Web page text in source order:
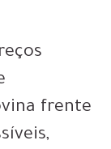
frente